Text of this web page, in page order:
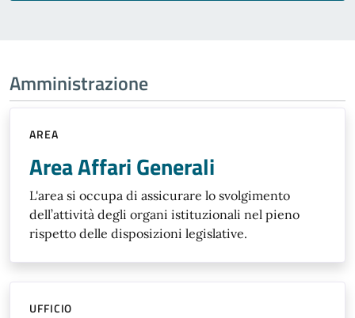
Amministrazione
AREA
Area Affari Generali
L'area si occupa di assicurare lo svolgimento
dell’attività degli organi istituzionali nel pieno
rispetto delle disposizioni legislative.
UFFICIO